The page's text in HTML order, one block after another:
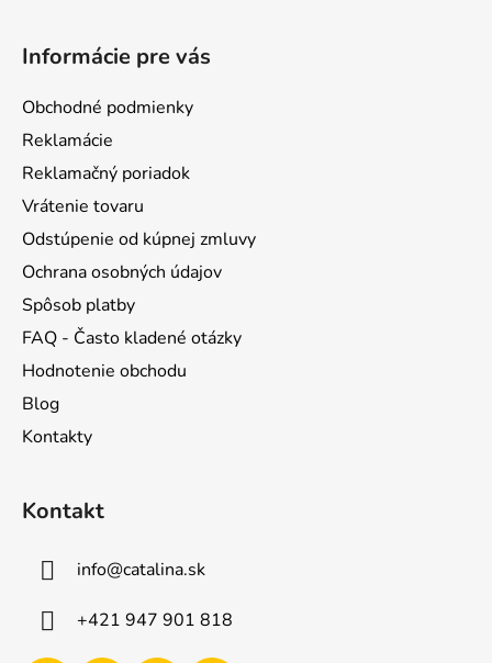
Informácie pre vás
Obchodné podmienky
Reklamácie
Reklamačný poriadok
Vrátenie tovaru
Odstúpenie od kúpnej zmluvy
Ochrana osobných údajov
Spôsob platby
FAQ - Často kladené otázky
Hodnotenie obchodu
Blog
Kontakty
Kontakt
info@catalina.sk
+421 947 901 818